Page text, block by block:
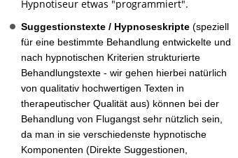
Hypnotiseur etwas "programmiert".
Suggestionstexte / Hypnoseskripte (speziell
für eine bestimmte Behandlung entwickelte und
nach hypnotischen Kriterien strukturierte
Behandlungstexte - wir gehen hierbei natürlich
von qualitativ hochwertigen Texten in
therapeutischer Qualität aus) können bei der
Behandlung von Flugangst sehr nützlich sein,
da man in sie verschiedenste hypnotische
Komponenten (Direkte Suggestionen,